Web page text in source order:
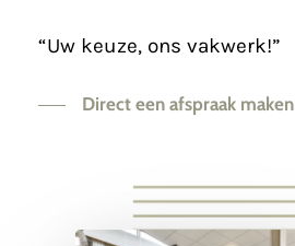
“Uw keuze, ons vakwerk!”
Direct een afspraak maken